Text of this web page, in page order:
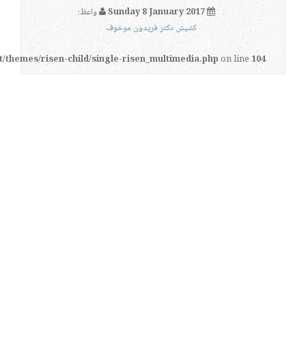
Sunday 8 January 2017
واعظ:
کشیش دکتر فریدون موخوف
risen-child/single-risen_multimedia.phpon line104